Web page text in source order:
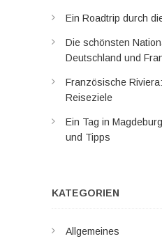
Ein Roadtrip durch
Die schönsten
Deutschland und
Französische
Reiseziele
Ein Tag in
und Tipps
KATEGORIEN
Allgemeines